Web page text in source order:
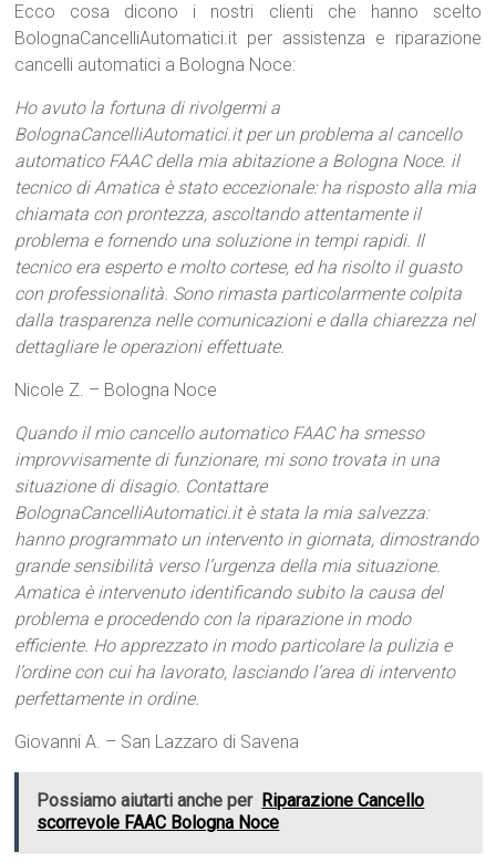
Ecco cosa dicono i nostri clienti che hanno scelto
BolognaCancelliAutomatici.it per assistenza e riparazione
cancelli automatici a Bologna Noce:
Ho avuto la fortuna di rivolgermi a
BolognaCancelliAutomatici.it per un problema al cancello
automatico FAAC della mia abitazione a Bologna Noce. il
tecnico di Amatica è stato eccezionale: ha risposto alla mia
chiamata con prontezza, ascoltando attentamente il
problema e fornendo una soluzione in tempi rapidi. Il
tecnico era esperto e molto cortese, ed ha risolto il guasto
con professionalità. Sono rimasta particolarmente colpita
dalla trasparenza nelle comunicazioni e dalla chiarezza nel
dettagliare le operazioni effettuate.
Nicole Z. – Bologna Noce
Quando il mio cancello automatico FAAC ha smesso
improvvisamente di funzionare, mi sono trovata in una
situazione di disagio. Contattare
BolognaCancelliAutomatici.it è stata la mia salvezza:
hanno programmato un intervento in giornata, dimostrando
grande sensibilità verso l’urgenza della mia situazione.
Amatica è intervenuto identificando subito la causa del
problema e procedendo con la riparazione in modo
efficiente. Ho apprezzato in modo particolare la pulizia e
l’ordine con cui ha lavorato, lasciando l’area di intervento
perfettamente in ordine.
Giovanni A. – San Lazzaro di Savena
Possiamo aiutarti anche per Riparazione Cancello
scorrevole FAAC Bologna Noce